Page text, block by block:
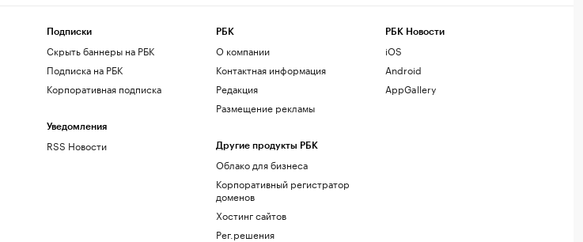
Подписки
Скрыть баннеры на РБК
Подписка на РБК
Корпоративная подписка
Уведомления
RSS Новости
РБК
О компании
Контактная информация
Редакция
Размещение рекламы
Другие продукты РБК
Облако для бизнеса
Корпоративный регистратор
доменов
Хостинг сайтов
Рег.решения
РБК Новости
iOS
Android
AppGallery